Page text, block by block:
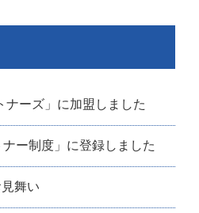
ナーズ」に加盟しました
ナー制度」に登録しました
舞い